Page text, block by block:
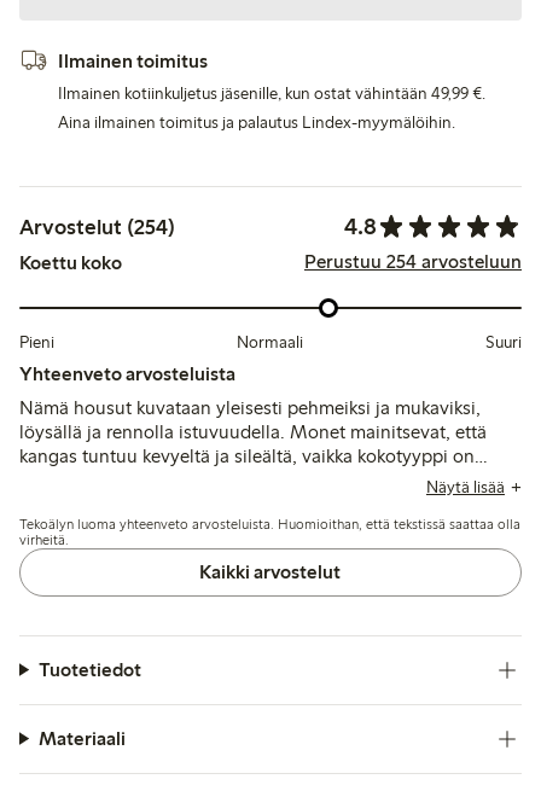
Ilmainen toimitus
Ilmainen kotiinkuljetus jäsenille, kun ostat vähintään 49,99 €.
Aina ilmainen toimitus ja palautus Lindex-myymälöihin.
Arvostelut (254) 4.8
Koettu koko Perustuu 254 arvosteluun
Pieni Normaali Suuri
Yhteenveto arvosteluista
Nämä housut kuvataan yleisesti pehmeiksi ja mukaviksi,
löysällä ja rennolla istuvuudella. Monet mainitsevat, että
kangas tuntuu kevyeltä ja sileältä, vaikka kokotyyppi on
usein reilua, minkä vuoksi jotkut suosittelevat tilaamaan
että pituus on odotettua pidempi, ja jotkut raportoivat
varhaista nukkaantumista tai kulumista käytön jälkeen.
Näytä lisää
Tekoälyn luoma yhteenveto arvosteluista. Huomioithan, että tekstissä saattaa olla
virheitä.
Kaikki arvostelut
Tuotetiedot
Materiaali